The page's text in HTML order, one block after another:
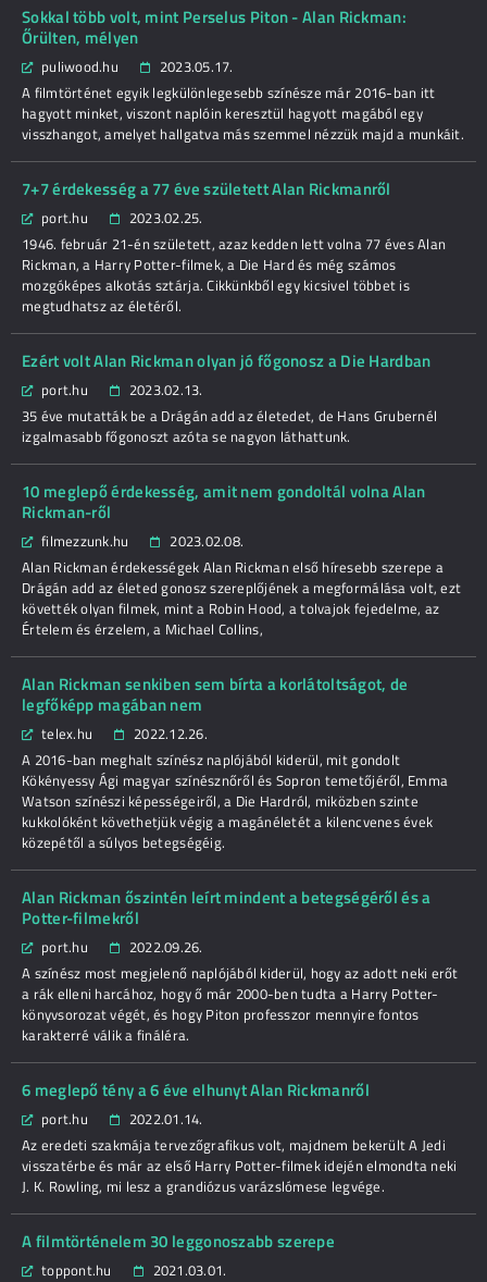
Sokkal több volt, mint Perselus Piton - Alan Rickman:
Őrülten, mélyen
puliwood.hu
2023.05.17.
A filmtörténet egyik legkülönlegesebb színésze már 2016-ban itt
hagyott minket, viszont naplóin keresztül hagyott magából egy
visszhangot, amelyet hallgatva más szemmel nézzük majd a munkáit.
7+7 érdekesség a 77 éve született Alan Rickmanről
port.hu
2023.02.25.
1946. február 21-én született, azaz kedden lett volna 77 éves Alan
Rickman, a Harry Potter-filmek, a Die Hard és még számos
mozgóképes alkotás sztárja. Cikkünkből egy kicsivel többet is
megtudhatsz az életéről.
Ezért volt Alan Rickman olyan jó főgonosz a Die Hardban
port.hu
2023.02.13.
35 éve mutatták be a Drágán add az életedet, de Hans Grubernél
izgalmasabb főgonoszt azóta se nagyon láthattunk.
10 meglepő érdekesség, amit nem gondoltál volna Alan
Rickman-ről
filmezzunk.hu
2023.02.08.
Alan Rickman érdekességek Alan Rickman első híresebb szerepe a
Drágán add az életed gonosz szereplőjének a megformálása volt, ezt
követték olyan filmek, mint a Robin Hood, a tolvajok fejedelme, az
Értelem és érzelem, a Michael Collins,
Alan Rickman senkiben sem bírta a korlátoltságot, de
legfőképp magában nem
telex.hu
2022.12.26.
A 2016-ban meghalt színész naplójából kiderül, mit gondolt
Kökényessy Ági magyar színésznőről és Sopron temetőjéről, Emma
Watson színészi képességeiről, a Die Hardról, miközben szinte
kukkolóként követhetjük végig a magánéletét a kilencvenes évek
közepétől a súlyos betegségéig.
Alan Rickman őszintén leírt mindent a betegségéről és a
Potter-filmekről
port.hu
2022.09.26.
A színész most megjelenő naplójából kiderül, hogy az adott neki erőt
a rák elleni harcához, hogy ő már 2000-ben tudta a Harry Potter-
könyvsorozat végét, és hogy Piton professzor mennyire fontos
karakterré válik a fináléra.
6 meglepő tény a 6 éve elhunyt Alan Rickmanről
port.hu
2022.01.14.
Az eredeti szakmája tervezőgrafikus volt, majdnem bekerült A Jedi
visszatérbe és már az első Harry Potter-filmek idején elmondta neki
J. K. Rowling, mi lesz a grandiózus varázslómese legvége.
A filmtörténelem 30 leggonoszabb szerepe
toppont.hu
2021.03.01.